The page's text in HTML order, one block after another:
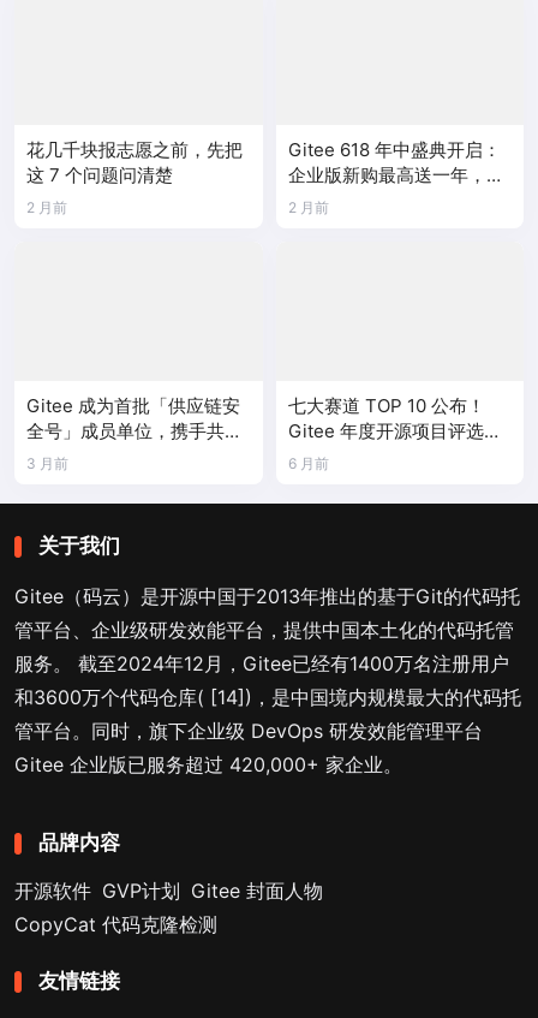
花几千块报志愿之前，先把
这 7 个问题问清楚
2 月前
Gitee 618 年中盛典开启：
企业版新购最高送一年，
PocketClaw 首次限时折扣
2 月前
Gitee 成为首批「供应链安
全号」成员单位，携手共建
国产工业软件生态
3 月前
七大赛道 TOP 10 公布！
Gitee 年度开源项目评选结
果正式揭晓
6 月前
关于我们
Gitee（码云）是开源中国于2013年推出的基于Git的代码托
管平台、企业级研发效能平台，提供中国本土化的代码托管
服务。 截至2024年12月，Gitee已经有1400万名注册用户
和3600万个代码仓库( [14])，是中国境内规模最大的代码托
管平台。同时，旗下企业级 DevOps 研发效能管理平台
Gitee 企业版已服务超过 420,000+ 家企业。
品牌内容
开源软件 GVP计划 Gitee 封面人物
CopyCat 代码克隆检测
友情链接